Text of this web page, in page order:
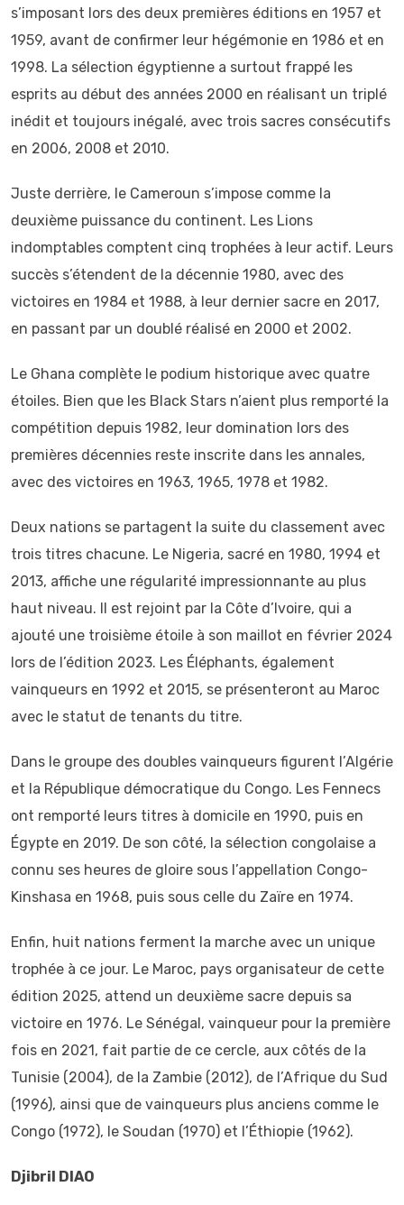
s’imposant lors des deux premières éditions en 1957 et
1959, avant de confirmer leur hégémonie en 1986 et en
1998. La sélection égyptienne a surtout frappé les
esprits au début des années 2000 en réalisant un triplé
inédit et toujours inégalé, avec trois sacres consécutifs
en 2006, 2008 et 2010.
Juste derrière, le Cameroun s’impose comme la
deuxième puissance du continent. Les Lions
indomptables comptent cinq trophées à leur actif. Leurs
succès s’étendent de la décennie 1980, avec des
victoires en 1984 et 1988, à leur dernier sacre en 2017,
en passant par un doublé réalisé en 2000 et 2002.
Le Ghana complète le podium historique avec quatre
étoiles. Bien que les Black Stars n’aient plus remporté la
compétition depuis 1982, leur domination lors des
premières décennies reste inscrite dans les annales,
avec des victoires en 1963, 1965, 1978 et 1982.
Deux nations se partagent la suite du classement avec
trois titres chacune. Le Nigeria, sacré en 1980, 1994 et
2013, affiche une régularité impressionnante au plus
haut niveau. Il est rejoint par la Côte d’Ivoire, qui a
ajouté une troisième étoile à son maillot en février 2024
lors de l’édition 2023. Les Éléphants, également
vainqueurs en 1992 et 2015, se présenteront au Maroc
avec le statut de tenants du titre.
Dans le groupe des doubles vainqueurs figurent l’Algérie
et la République démocratique du Congo. Les Fennecs
ont remporté leurs titres à domicile en 1990, puis en
Égypte en 2019. De son côté, la sélection congolaise a
connu ses heures de gloire sous l’appellation Congo-
Kinshasa en 1968, puis sous celle du Zaïre en 1974.
Enfin, huit nations ferment la marche avec un unique
trophée à ce jour. Le Maroc, pays organisateur de cette
édition 2025, attend un deuxième sacre depuis sa
victoire en 1976. Le Sénégal, vainqueur pour la première
fois en 2021, fait partie de ce cercle, aux côtés de la
Tunisie (2004), de la Zambie (2012), de l’Afrique du Sud
(1996), ainsi que de vainqueurs plus anciens comme le
Congo (1972), le Soudan (1970) et l’Éthiopie (1962).
Djibril DIAO